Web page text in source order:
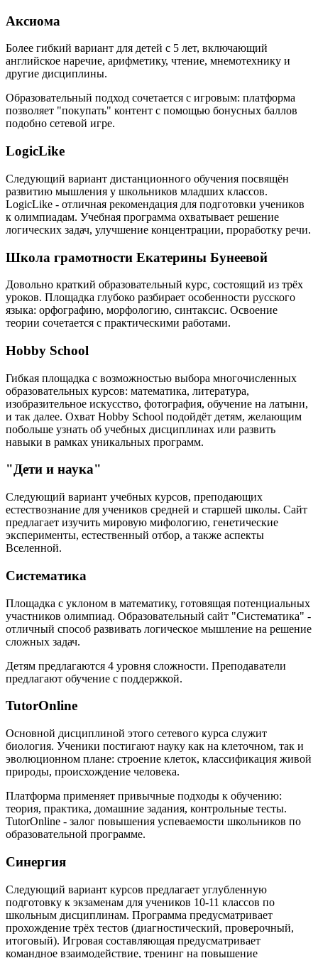
Аксиома
Более гибкий вариант для детей с 5 лет, включающий
английское наречие, арифметику, чтение, мнемотехнику и
другие дисциплины.
Образовательный подход сочетается с игровым: платформа
позволяет "покупать" контент с помощью бонусных баллов
подобно сетевой игре.
LogicLike
Следующий вариант дистанционного обучения посвящён
развитию мышления у школьников младших классов.
LogicLike - отличная рекомендация для подготовки учеников
к олимпиадам. Учебная программа охватывает решение
логических задач, улучшение концентрации, проработку речи.
Школа грамотности Екатерины Бунеевой
Довольно краткий образовательный курс, состоящий из трёх
уроков. Площадка глубоко разбирает особенности русского
языка: орфографию, морфологию, синтаксис. Освоение
теории сочетается с практическими работами.
Hobby School
Гибкая площадка с возможностью выбора многочисленных
образовательных курсов: математика, литература,
изобразительное искусство, фотография, обучение на латыни,
и так далее. Охват Hobby School подойдёт детям, желающим
побольше узнать об учебных дисциплинах или развить
навыки в рамках уникальных программ.
"Дети и наука"
Следующий вариант учебных курсов, преподающих
естествознание для учеников средней и старшей школы. Сайт
предлагает изучить мировую мифологию, генетические
эксперименты, естественный отбор, а также аспекты
Вселенной.
Систематика
Площадка с уклоном в математику, готовящая потенциальных
участников олимпиад. Образовательный сайт "Систематика" -
отличный способ развивать логическое мышление на решение
сложных задач.
Детям предлагаются 4 уровня сложности. Преподаватели
предлагают обучение с поддержкой.
TutorOnline
Основной дисциплиной этого сетевого курса служит
биология. Ученики постигают науку как на клеточном, так и
эволюционном плане: строение клеток, классификация живой
природы, происхождение человека.
Платформа применяет привычные подходы к обучению:
теория, практика, домашние задания, контрольные тесты.
TutorOnline - залог повышения успеваемости школьников по
образовательной программе.
Синергия
Следующий вариант курсов предлагает углубленную
подготовку к экзаменам для учеников 10-11 классов по
школьным дисциплинам. Программа предусматривает
прохождение трёх тестов (диагностический, проверочный,
итоговый). Игровая составляющая предусматривает
командное взаимодействие, тренинг на повышение